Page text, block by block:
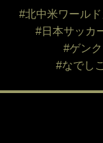
#北中米ワール
#日本サッカ
#ゲンク
#なでし